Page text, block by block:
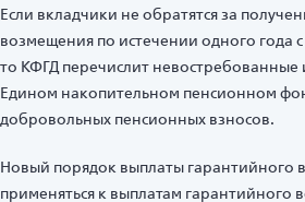
Если вкладчики не обратятся за
возмещения по истечении одного года
то КФГД перечислит невостребованные
Едином накопительном пенсионном
добровольных пенсионных взносов.
Новый порядок выплаты гарантийного
применяться к выплатам гарантийного